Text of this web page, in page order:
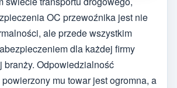
OC przewoźnika jest nie
ale przede wszystkim
dla każdej firmy
branży. Odpowiedzialność
mu towar jest ogromna, a